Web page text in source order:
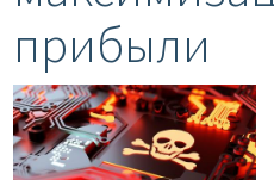
прибыли